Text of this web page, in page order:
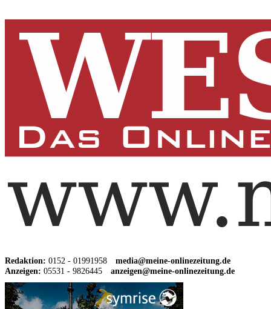
Redaktion: 0152 - 01991958
media@meine-onlinezeitung.de
Anzeigen: 05531 - 9826445 anzeigen@meine-onlinezeitung.de